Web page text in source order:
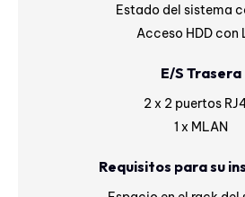
Estado del sistema
Acceso HDD con
E/S Trasera
2 x 2 puertos
1 x MLAN
Requisitos para su